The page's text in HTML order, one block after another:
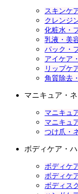
スキンケ
クレンジ
化粧水・
乳液・美
パック・
アイケア
リップケ
角質除去
マニキュア・
マニキュ
マニキュ
つけ爪・
ボディケア・
ボディケ
ボディケ
ボディス